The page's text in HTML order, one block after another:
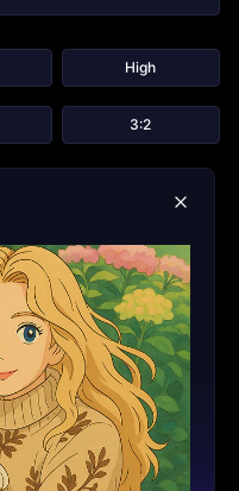
High
3:2